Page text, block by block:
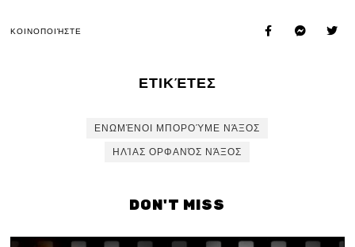
ΚΟΙΝΟΠΟΙΉΣΤΕ
ΕΤΙΚΈΤΕΣ
ΕΝΩΜΈΝΟΙ ΜΠΟΡΟΎΜΕ ΝΆΞΟΣ
ΗΛΊΑΣ ΟΡΦΑΝΌΣ ΝΆΞΟΣ
DON'T MISS